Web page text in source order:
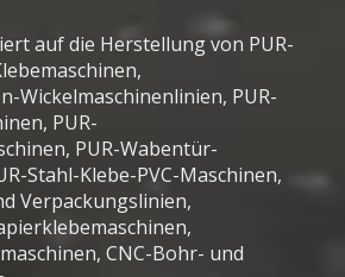
auf die Herstellung von PUR-
Wickelmaschinenlinien, PUR-
PUR-
PUR-Wabentür-
Stahl-Klebe-PVC-Maschinen,
Verpackungslinien,
CNC-Bohr- und